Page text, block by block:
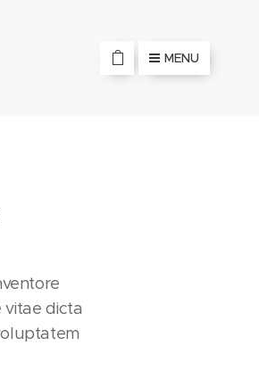
MENU
dicta